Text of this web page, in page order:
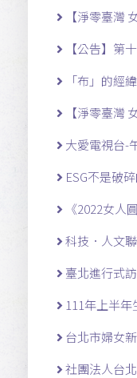
【淨零臺灣
【公告】第
「布」的經
【淨零臺灣
大愛電視台-
ESG不是破
《2022女人
科技．人文
臺北進行式
111年上半
台北市婦女
社團法人台